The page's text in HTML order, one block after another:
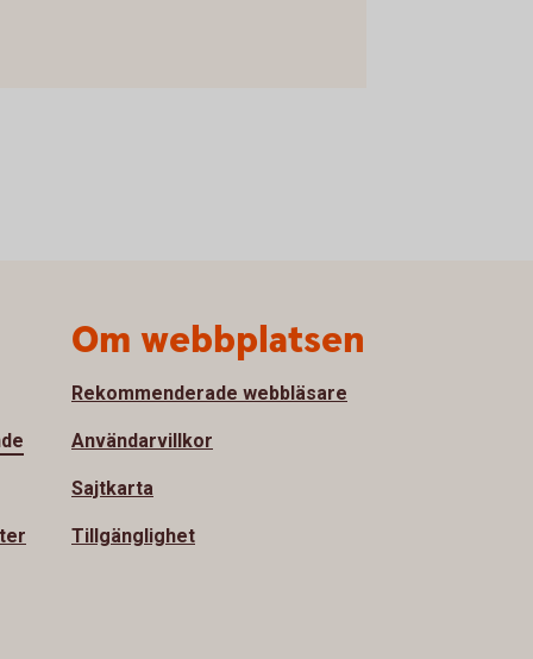
Om webbplatsen
Rekommenderade webbläsare
Användarvillkor
Sajtkarta
Tillgänglighet